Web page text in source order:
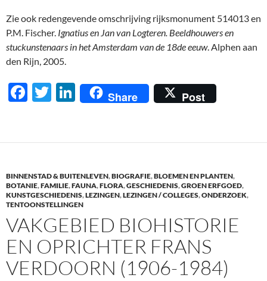
Zie ook redengevende omschrijving rijksmonument 514013 en
P.M. Fischer. Ignatius en Jan van Logteren. Beeldhouwers en
stuckunstenaars in het Amsterdam van de 18de eeuw. Alphen aan
den Rijn, 2005.
F
b
o
o
k
T
er
Li
e
dI
n
Share Post
BINNENSTAD & BUITENLEVEN,BIOGRAFIE,BLOEMEN EN PLANTEN,
BOTANIE,FAMILIE,FAUNA,FLORA,GESCHIEDENIS,GROEN ERFGOED,
KUNSTGESCHIEDENIS,LEZINGEN,LEZINGEN / COLLEGES,ONDERZOEK,
TENTOONSTELLINGEN
VAKGEBIED BIOHISTORIE
EN OPRICHTER FRANS
VERDOORN (1906-1984)